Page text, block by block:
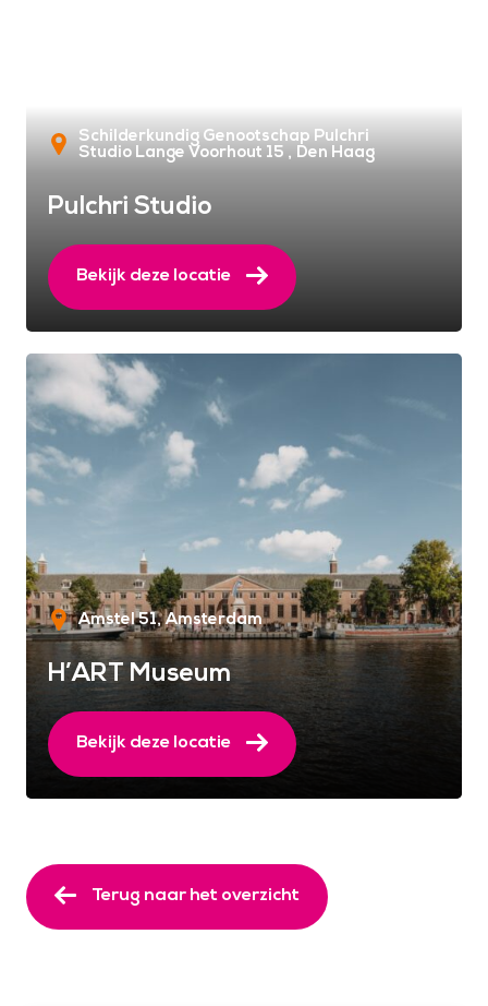
Schilderkundig Genootschap Pulchri
Studio Lange Voorhout 15 Den Haag
Pulchri Studio
Bekijk deze locatie
Amstel 51 Amsterdam
H’ART Museum
Bekijk deze locatie
Terug naar het overzicht